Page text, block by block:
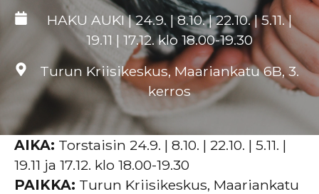
HAKU AUKI | 24.9. | 8.10. | 22.10. | 5.11. |
19.11 | 17.12. klo 18.00-19.30
Turun Kriisikeskus, Maariankatu 6B, 3.
kerros
AIKA: Torstaisin 24.9. | 8.10. | 22.10. | 5.11. |
19.11 ja 17.12. klo 18.00-19.30
PAIKKA: Turun Kriisikeskus, Maariankatu